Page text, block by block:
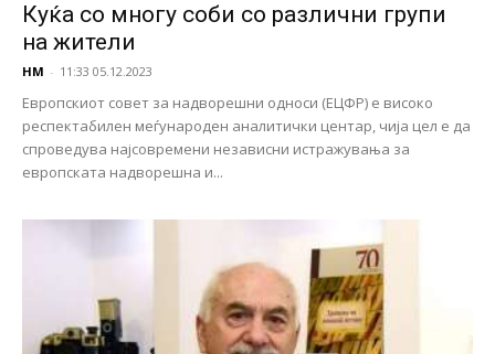
Куќа со многу соби со различни групи
на жители
НМ - 11:33 05.12.2023
Европскиот совет за надворешни односи (ЕЦФР) е високо
респектабилен меѓународен аналитички центар, чија цел е да
спроведува најсовремени независни истражувања за
европската надворешна и...